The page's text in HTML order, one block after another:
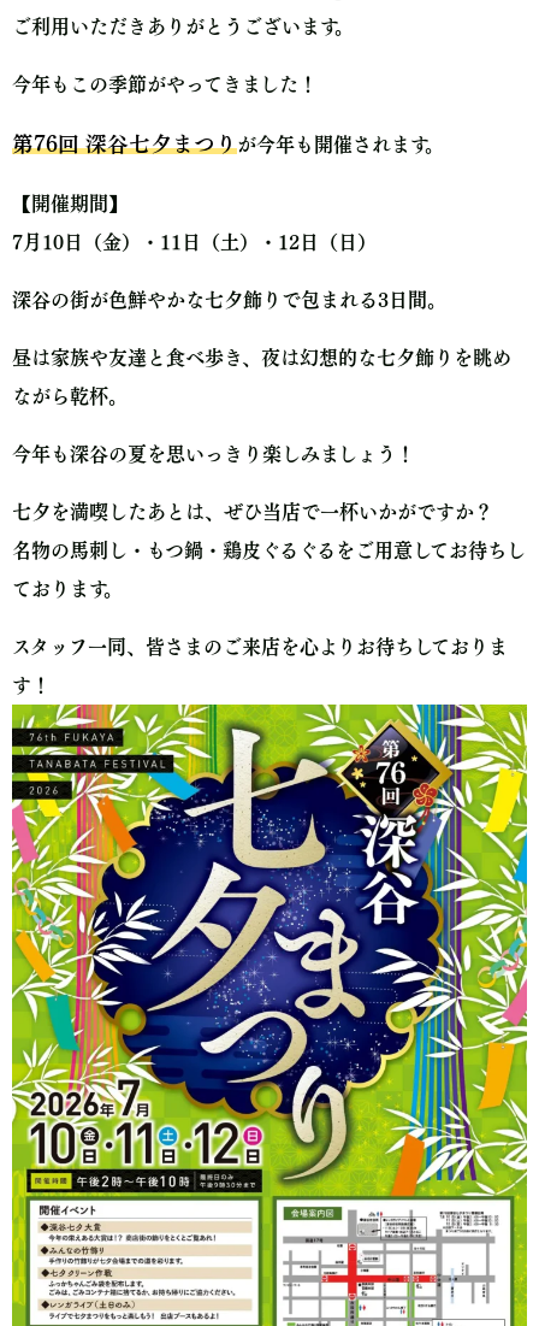
ご利用いただきありがとうございます。
今年もこの季節がやってきました！
第76回 深谷七夕まつりが今年も開催されます。
【開催期間】
7月10日（金）・11日（土）・12日（日）
深谷の街が色鮮やかな七夕飾りで包まれる3日間。
昼は家族や友達と食べ歩き、夜は幻想的な七夕飾りを眺め
ながら乾杯。
今年も深谷の夏を思いっきり楽しみましょう！
七夕を満喫したあとは、ぜひ当店で一杯いかがですか？
名物の馬刺し・もつ鍋・鶏皮ぐるぐるをご用意してお待ちし
ております。
スタッフ一同、皆さまのご来店を心よりお待ちしておりま
す！